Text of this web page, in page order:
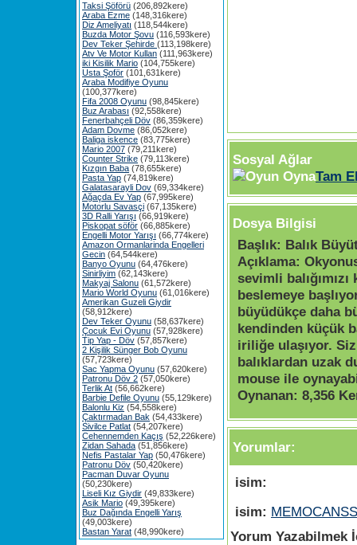
Taksi Şöförü (206,892kere)
Araba Ezme (148,316kere)
Diz Ameliyatı (118,544kere)
Buzda Motor Şovu (116,593kere)
Dev Teker Şehirde (113,198kere)
Atv Ve Motor Kullan (111,963kere)
iki Kisilik Mario (104,755kere)
Usta Şoför (101,631kere)
Araba Modifiye Oyunu
(100,377kere)
Fifa 2008 Oyunu (98,845kere)
Buz Arabası (92,558kere)
Fenerbahçeli Döv (86,359kere)
Adam Dovme (86,052kere)
Baliga iskence (83,775kere)
Mario 2007 (79,211kere)
Counter Strike (79,113kere)
Kızgın Baba (78,655kere)
Pasta Yap (74,819kere)
Galatasarayli Dov (69,334kere)
Ağaçda Ev Yap (67,995kere)
Motorlu Savasçi (67,135kere)
3D Ralli Yarışı (66,919kere)
Piskopat söför (66,885kere)
Engelli Motor Yarışı (66,774kere)
Amazon Ormanlarinda Engelleri
Gecin (64,544kere)
Banyo Oyunu (64,476kere)
Sinirliyim (62,143kere)
Makyaj Salonu (61,572kere)
Mario World Oyunu (61,016kere)
Amerikan Guzeli Giydir
(58,912kere)
Dev Teker Oyunu (58,637kere)
Çocuk Evi Oyunu (57,928kere)
Tip Yap - Döv (57,857kere)
2 Kişilik Sünger Bob Oyunu
(57,723kere)
Sac Yapma Oyunu (57,620kere)
Patronu Döv 2 (57,050kere)
Terlik At (56,662kere)
Barbie Defile Oyunu (55,129kere)
Balonlu Kiz (54,558kere)
Çaktırmadan Bak (54,433kere)
Sivilce Patlat (54,207kere)
Cehennemden Kaçış (52,226kere)
Zidan Sahada (51,856kere)
Nefis Pastalar Yap (50,476kere)
Patronu Döv (50,420kere)
Pacman Duvar Oyunu
(50,230kere)
Liseli Kız Giydir (49,833kere)
Asik Mario (49,395kere)
Buz Dağında Engelli Yarış
(49,003kere)
Bastan Yarat (48,990kere)
Sosyal Ağlar
Tam
Dosya Bilgisi
Başlık: Balık
Açıklama:
sevimli
beslemeye
büyüdükçe daha
kendinden küçük
iriliğe ulaşıyor.
balıklardan uzak
mouse ile
Oynanan: 8,356
Yorumlar:
isim:
isim: MEMOCANSS
Yorum Yazabilmek